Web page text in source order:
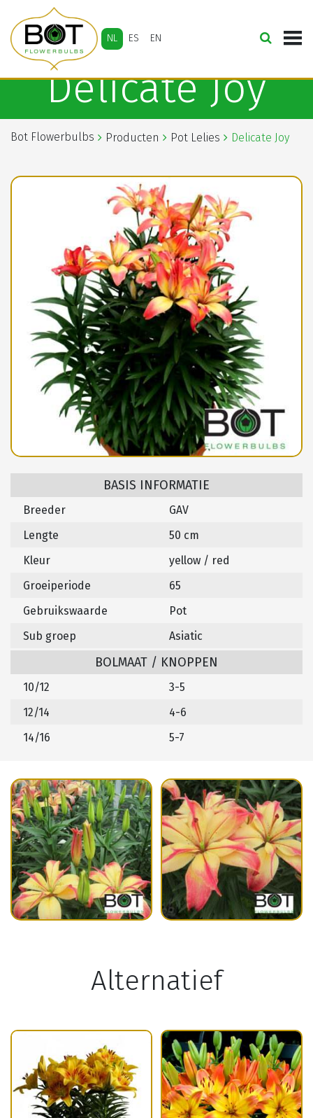
NL ES EN
Delicate Joy
Bot Flowerbulbs Producten Pot Lelies Delicate Joy
BASIS INFORMATIE
Breeder
GAV
Lengte
50 cm
Kleur
yellow / red
Groeiperiode
65
Gebruikswaarde
Pot
Sub groep
Asiatic
BOLMAAT / KNOPPEN
10/12
3-5
12/14
4-6
14/16
5-7
Alternatief